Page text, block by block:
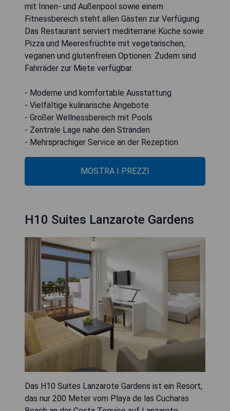
mit Innen- und Außenpool sowie einem
Fitnessbereich steht allen Gästen zur Verfügung.
Das Restaurant serviert mediterrane Küche sowie
Pizza und Meeresfrüchte mit vegetarischen,
veganen und glutenfreien Optionen. Zudem sind
Fahrräder zur Miete verfügbar.
- Moderne und komfortable Ausstattung
- Vielfältige kulinarische Angebote
- Großer Wellnessbereich mit Pools
- Zentrale Lage nahe den Stränden
- Mehrsprachiger Service an der Rezeption
MOSTRA I PREZZI
H10 Suites Lanzarote Gardens
Das H10 Suites Lanzarote Gardens ist ein Resort,
das nur 200 Meter vom Playa de las Cucharas